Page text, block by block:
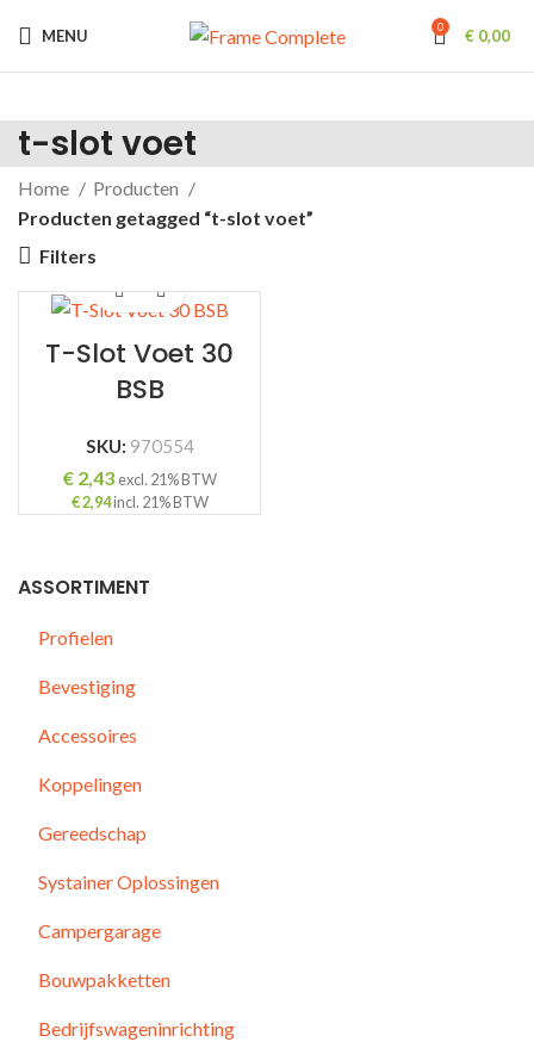
MENU 0 € 0,00
t-slot voet
ASSORTIMENT
Profielen
Bevestiging
Accessoires
Koppelingen
Gereedschap
Systainer Oplossingen
Campergarage
Bouwpakketten
Bedrijfswageninrichting
Home
Producten
Producten getagged “t-slot voet”
Filters
T-Slot Voet 30
BSB
SKU: 970554
€2,43 excl. 21% BTW
€2,94incl. 21% BTW